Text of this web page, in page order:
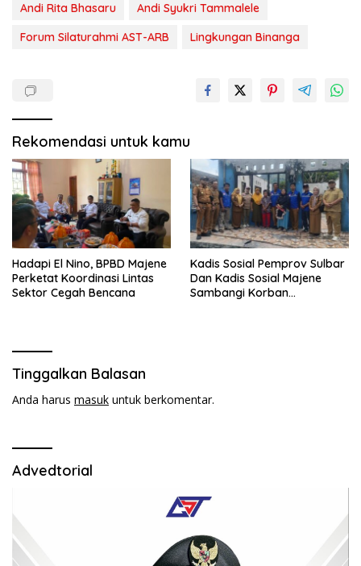
Andi Rita Bhasaru
Andi Syukri Tammalele
Forum Silaturahmi AST-ARB
Lingkungan Binanga
Rekomendasi untuk kamu
Hadapi El Nino, BPBD Majene
Perketat Koordinasi Lintas
Sektor Cegah Bencana
Kadis Sosial Pemprov Sulbar
Dan Kadis Sosial Majene
Sambangi Korban
Tinggalkan Balasan
Anda harus masuk untuk berkomentar.
Advedtorial